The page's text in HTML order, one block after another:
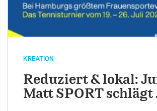
KREATION
Reduziert & lokal:
Matt SPORT schlägt